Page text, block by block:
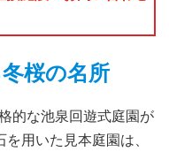
桜の名所
的な池泉回遊式庭園が
用いた見本庭園は、